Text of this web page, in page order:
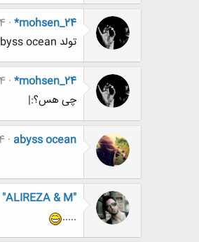
*mohsen_24
تولد abyss ocean
*mohsen_24
چی هس؟:|
abyss ocean
"ALIREZA & M"
.....